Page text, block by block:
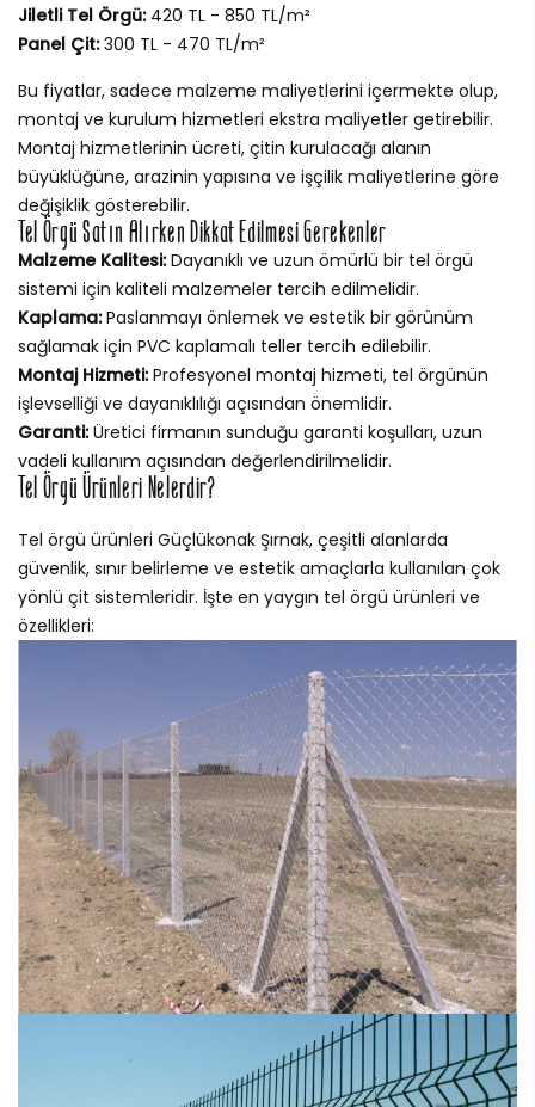
Jiletli Tel Örgü:420 TL - 850 TL/m²
Panel Çit:300 TL - 470 TL/m²
Bu fiyatlar, sadece malzeme maliyetlerini içermekte olup,
montaj ve kurulum hizmetleri ekstra maliyetler getirebilir.
Montaj hizmetlerinin ücreti, çitin kurulacağı alanın
büyüklüğüne, arazinin yapısına ve işçilik maliyetlerine göre
değişiklik gösterebilir.
Tel Örgü Satın Alırken Dikkat Edilmesi Gerekenler
Malzeme Kalitesi:Dayanıklı ve uzun ömürlü bir tel örgü
sistemi için kaliteli malzemeler tercih edilmelidir.
Kaplama:Paslanmayı önlemek ve estetik bir görünüm
sağlamak için PVC kaplamalı teller tercih edilebilir.
Montaj Hizmeti:Profesyonel montaj hizmeti, tel örgünün
işlevselliği ve dayanıklılığı açısından önemlidir.
Garanti:Üretici firmanın sunduğu garanti koşulları, uzun
vadeli kullanım açısından değerlendirilmelidir.
Tel Örgü Ürünleri Nelerdir?
Tel örgü ürünleri Güçlükonak Şırnak, çeşitli alanlarda
güvenlik, sınır belirleme ve estetik amaçlarla kullanılan çok
yönlü çit sistemleridir. İşte en yaygın tel örgü ürünleri ve
özellikleri: